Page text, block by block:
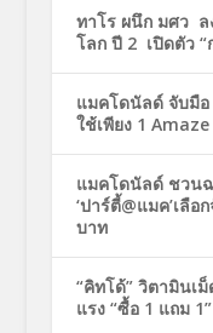
ทาโร ผนึก มศว
โลก ปี 2 เปิดตัว
แมคโดนัลด์ จับมือ
ใช้เพียง 1
แมคโดนัลด์ ชวน
‘ปาร์ตี้@แมค’เลือ
บาท
“คิทโด้” วิตามินเ
แรง “ซื้อ 1 แถม